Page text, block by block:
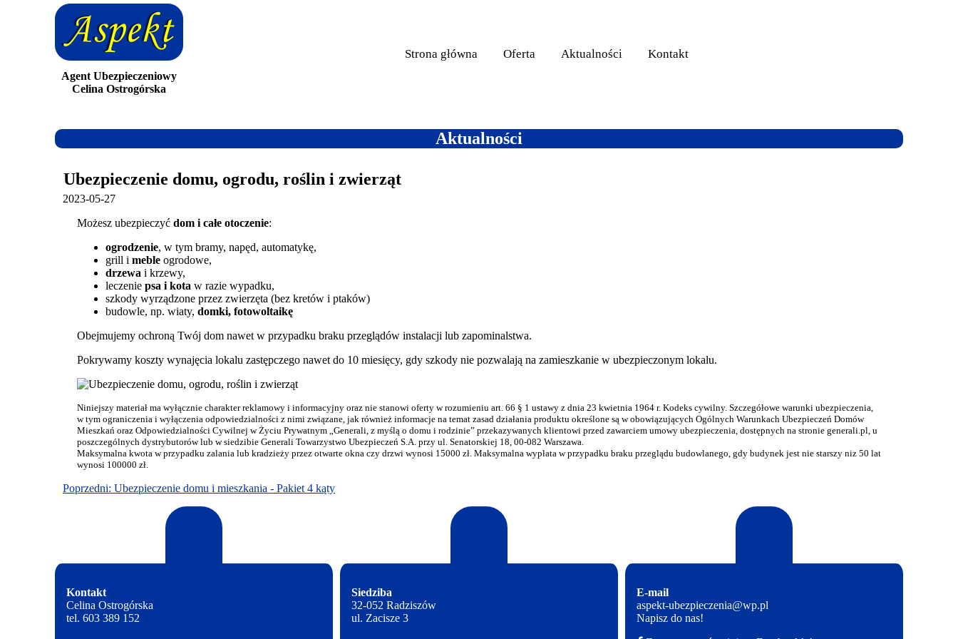
Agent Ubezpieczeniowy
Celina Ostrogórska
Strona główna Oferta Aktualności Kontakt
Aktualności
Ubezpieczenie domu, ogrodu, roślin i zwierząt
2023-05-27
Możesz ubezpieczyć dom i całe otoczenie:
ogrodzenie, w tym bramy, napęd, automatykę,
grill i meble ogrodowe,
drzewa i krzewy,
leczenie psa i kota w razie wypadku,
szkody wyrządzone przez zwierzęta (bez kretów i ptaków)
budowle, np. wiaty, domki, fotowoltaikę
Obejmujemy ochroną Twój dom nawet w przypadku braku przeglądów instalacji lub zapominalstwa.
Pokrywamy koszty wynajęcia lokalu zastępczego nawet do 10 miesięcy, gdy szkody nie pozwalają na zamieszkanie w ubezpieczonym lokalu.
Niniejszy materiał ma wyłącznie charakter reklamowy i informacyjny oraz nie stanowi oferty w rozumieniu art. 66 § 1 ustawy z dnia 23 kwietnia 1964 r. Kodeks cywilny. Szczegółowe warunki ubezpieczenia,
w tym ograniczenia i wyłączenia odpowiedzialności z nimi związane, jak również informacje na temat zasad działania produktu określone są w obowiązujących Ogólnych Warunkach Ubezpieczeń Domów
Mieszkań oraz Odpowiedzialności Cywilnej w Życiu Prywatnym „Generali, z myślą o domu i rodzinie” przekazywanych klientowi przed zawarciem umowy ubezpieczenia, dostępnych na stronie generali.pl, u
poszczególnych dystrybutorów lub w siedzibie Generali Towarzystwo Ubezpieczeń S.A. przy ul. Senatorskiej 18, 00-082 Warszawa.
Maksymalna kwota w przypadku zalania lub kradzieży przez otwarte okna czy drzwi wynosi 15000 zł. Maksymalna wypłata w przypadku braku przeglądu budowlanego, gdy budynek jest nie starszy niz 50 lat
wynosi 100000 zł.
Poprzedni: Ubezpieczenie domu i mieszkania - Pakiet 4 kąty
Kontakt
Celina Ostrogórska
tel. 603 389 152
Siedziba
32-052 Radziszów
ul. Zacisze 3
E-mail
aspekt-ubezpieczenia@wp.pl
Napisz do nas!